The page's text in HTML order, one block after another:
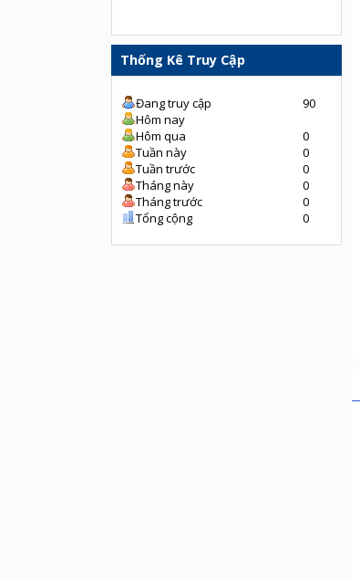
Thống Kê Truy Cập
Đang truy cập
90
Hôm nay
Hôm qua
0
Tuần này
0
Tuần trước
0
Tháng này
0
Tháng trước
0
Tổng cộng
0